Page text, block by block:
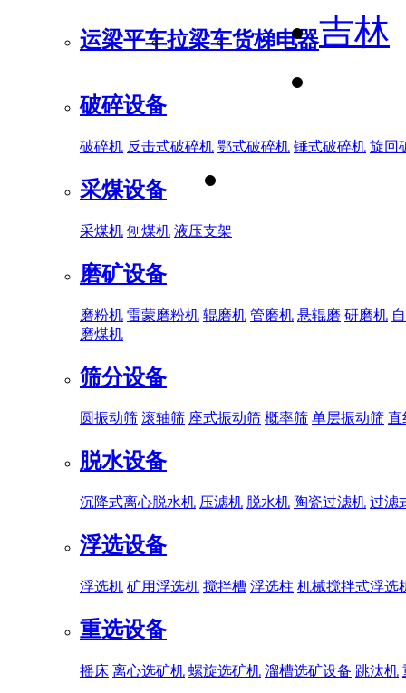
运梁平车拉梁车货梯电器
破碎设备
破碎机 反击式破碎机 鄂式破碎机 锤式破碎机 旋回
采煤设备
采煤机 刨煤机 液压支架
磨矿设备
磨粉机 雷蒙磨粉机 辊磨机 管磨机 悬辊磨 研磨机
磨煤机
筛分设备
圆振动筛 滚轴筛 座式振动筛 概率筛 单层振动筛 直
脱水设备
沉降式离心脱水机 压滤机 脱水机 陶瓷过滤机 过滤
浮选设备
浮选机 矿用浮选机 搅拌槽 浮选柱 机械搅拌式浮选
重选设备
摇床 离心选矿机 螺旋选矿机 溜槽选矿设备 跳汰机
吉林